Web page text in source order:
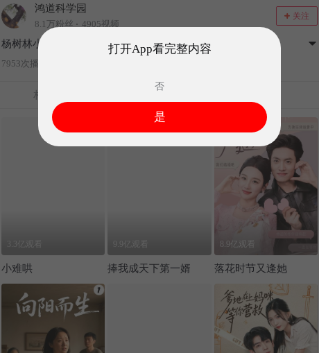
打开App看完整内容
否
是
鸿道科学园
8.1万粉丝 4905视频
关注
杨树林小品《新新上海滩》
7953次播放
相关推荐 高热短剧
3.3亿观看
小难哄
9.9亿观看
捧我成天下第一婿
8.9亿观看
落花时节又逢她